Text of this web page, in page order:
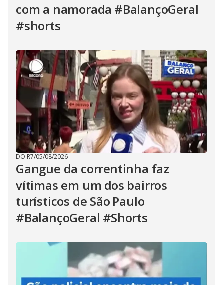
com a namorada #BalançoGeral
#shorts
DO R7/05/08/2026
Gangue da correntinha faz
vítimas em um dos bairros
turísticos de São Paulo
#BalançoGeral #Shorts